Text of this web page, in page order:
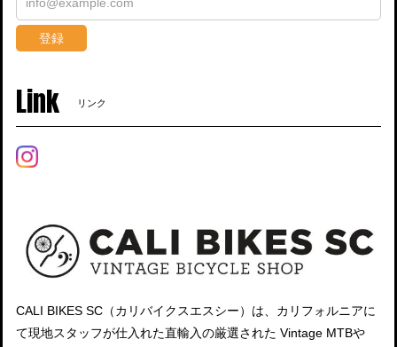
登録
Link リンク
CALI BIKES SC（カリバイクスエスシー）は、カリフォルニアに
て現地スタッフが仕入れた直輸入の厳選された Vintage MTBや